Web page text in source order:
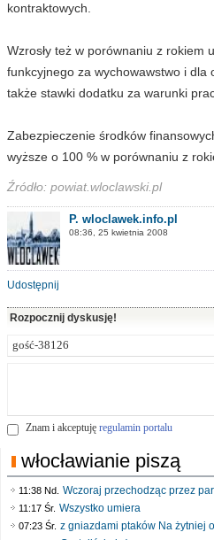
kontraktowych.
Wzrosły też w porównaniu z rokiem
funkcyjnego za wychowawstwo i dla
także stawki dodatku za warunki
Zabezpieczenie środków
wyższe o 100 % w porównaniu z
Źródło: powiat.wloclawski.pl
P. wloclawek.info.pl
08:36, 25 kwietnia 2008
Udostępnij
Rozpocznij dyskusję!
Znam i akceptuję regulamin portalu
włocławianie piszą
11:38 Nd. Wczoraj przechodząc przez
11:17 Śr. Wszystko umiera
07:23 Śr. z gniazdami ptaków Na żytniej